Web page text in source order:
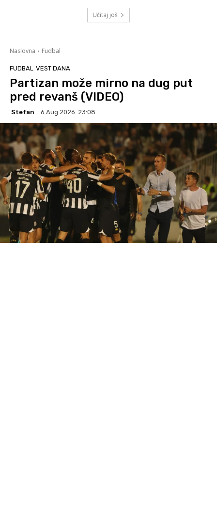
Učitaj još